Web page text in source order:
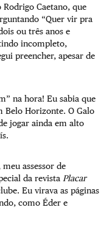
Caetano, que
“Quer vir pra
ou três anos e
incompleto,
preencher, apesar de
na hora! Eu sabia que
Belo Horizonte. O Galo
jogar ainda em alto
assessor de
da revista Placar
Eu virava as páginas
como Éder e